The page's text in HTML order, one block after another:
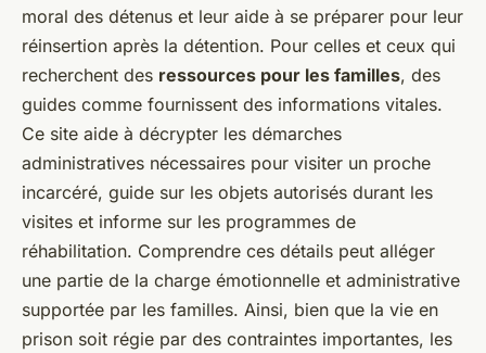
moral des détenus et leur aide à se préparer pour leur
réinsertion après la détention. Pour celles et ceux qui
recherchent des ressources pour les familles, des
guides comme fournissent des informations vitales.
Ce site aide à décrypter les démarches
administratives nécessaires pour visiter un proche
incarcéré, guide sur les objets autorisés durant les
visites et informe sur les programmes de
réhabilitation. Comprendre ces détails peut alléger
une partie de la charge émotionnelle et administrative
supportée par les familles. Ainsi, bien que la vie en
prison soit régie par des contraintes importantes, les